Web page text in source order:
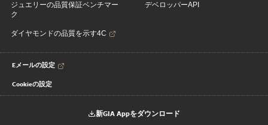
ジュエリーの品質保証ベンチマー
ク
ダイヤモンドの品質を示す4C
デベロッパーAPI
Eメールの設定
Cookieの設定
新GIA Appをダウンロード